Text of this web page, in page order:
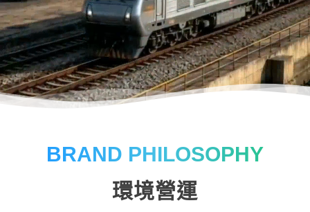
BRAND PHILOSOPHY
環境營運